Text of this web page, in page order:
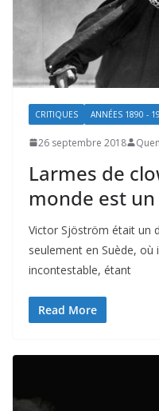
CRITIQUES ANNÉES 1890 -
26 septembre 2018
Larmes de
monde est
Victor Sjöström était un
seulement en Suède,
incontestable, étant
Read More